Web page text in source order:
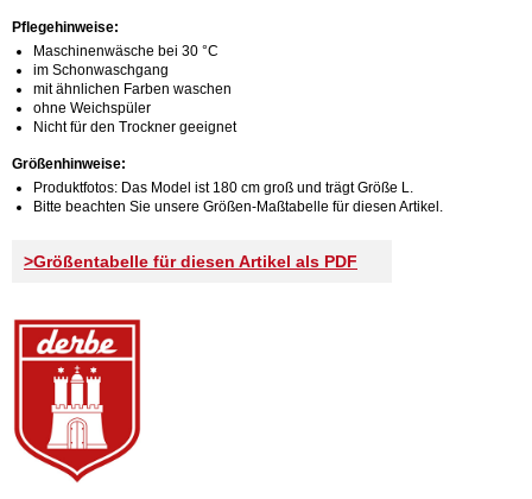
Pflegehinweise:
Maschinenwäsche bei 30 °C
im Schonwaschgang
mit ähnlichen Farben waschen
ohne Weichspüler
Nicht für den Trockner geeignet
Größenhinweise:
Produktfotos: Das Model ist 180 cm groß und trägt Größe L.
Bitte beachten Sie unsere Größen-Maßtabelle für diesen Artikel.
>Größentabelle für diesen Artikel als PDF